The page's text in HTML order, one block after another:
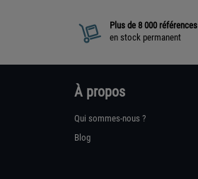
Plus de 8 000 références
en stock permanent
À propos
Qui sommes-nous ?
Blog